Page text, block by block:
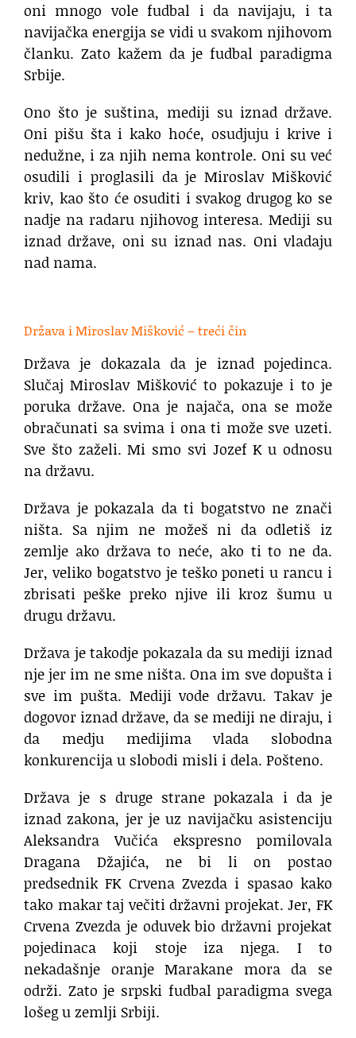
oni mnogo vole fudbal i da navijaju, i ta
navijačka energija se vidi u svakom njihovom
članku. Zato kažem da je fudbal paradigma
Srbije.
Ono što je suština, mediji su iznad države.
Oni pišu šta i kako hoće, osudjuju i krive i
nedužne, i za njih nema kontrole. Oni su već
osudili i proglasili da je Miroslav Mišković
kriv, kao što će osuditi i svakog drugog ko se
nadje na radaru njihovog interesa. Mediji su
iznad države, oni su iznad nas. Oni vladaju
nad nama.
Država i Miroslav Mišković – treći čin
Država je dokazala da je iznad pojedinca.
Slučaj Miroslav Mišković to pokazuje i to je
poruka države. Ona je najača, ona se može
obračunati sa svima i ona ti može sve uzeti.
Sve što zaželi. Mi smo svi Jozef K u odnosu
na državu.
Država je pokazala da ti bogatstvo ne znači
ništa. Sa njim ne možeš ni da odletiš iz
zemlje ako država to neće, ako ti to ne da.
Jer, veliko bogatstvo je teško poneti u rancu i
zbrisati peške preko njive ili kroz šumu u
drugu državu.
Država je takodje pokazala da su mediji iznad
nje jer im ne sme ništa. Ona im sve dopušta i
sve im pušta. Mediji vode državu. Takav je
dogovor iznad države, da se mediji ne diraju, i
da medju medijima vlada slobodna
konkurencija u slobodi misli i dela. Pošteno.
Država je s druge strane pokazala i da je
iznad zakona, jer je uz navijačku asistenciju
Aleksandra Vučića ekspresno pomilovala
Dragana Džajića, ne bi li on postao
predsednik FK Crvena Zvezda i spasao kako
tako makar taj večiti državni projekat. Jer, FK
Crvena Zvezda je oduvek bio državni projekat
pojedinaca koji stoje iza njega. I to
nekadašnje oranje Marakane mora da se
održi. Zato je srpski fudbal paradigma svega
lošeg u zemlji Srbiji.